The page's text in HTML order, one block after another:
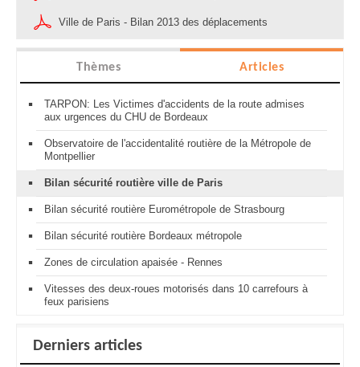
Ville de Paris - Bilan 2013 des déplacements
Thèmes Articles
TARPON: Les Victimes d'accidents de la route admises
aux urgences du CHU de Bordeaux
Observatoire de l'accidentalité routière de la Métropole de
Montpellier
Bilan sécurité routière ville de Paris
Bilan sécurité routière Eurométropole de Strasbourg
Bilan sécurité routière Bordeaux métropole
Zones de circulation apaisée - Rennes
Vitesses des deux-roues motorisés dans 10 carrefours à
feux parisiens
Derniers articles